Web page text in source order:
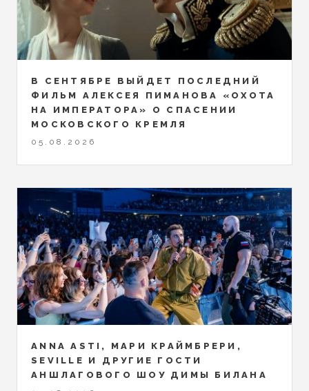
В СЕНТЯБРЕ ВЫЙДЕТ ПОСЛЕДНИЙ
ФИЛЬМ АЛЕКСЕЯ ПИМАНОВА «ОХОТА
НА ИМПЕРАТОРА» О СПАСЕНИИ
МОСКОВСКОГО КРЕМЛЯ
05.08.2026
ANNA ASTI, МАРИ КРАЙМБРЕРИ,
SEVILLE И ДРУГИЕ ГОСТИ
АНШЛАГОВОГО ШОУ ДИМЫ БИЛАНА